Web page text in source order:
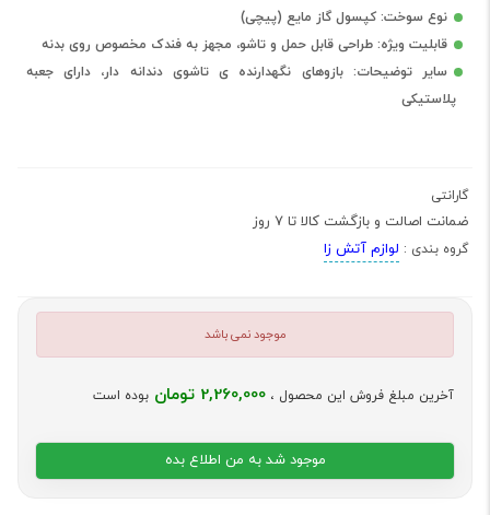
نوع سوخت: کپسول گاز مایع (پیچی)
قابلیت ویژه: طراحی قابل حمل و تاشو، مجهز به فندک مخصوص روی بدنه
سایر توضیحات: بازوهای نگهدارنده ی تاشوی دندانه دار، دارای جعبه
پلاستیکی
گارانتی
ضمانت اصالت و بازگشت کالا تا 7 روز
گروه بندی : لوازم آتش زا
موجود نمی باشد
آخرین مبلغ فروش این محصول ، 2,260,000 تومان بوده است
موجود شد به من اطلاع بده